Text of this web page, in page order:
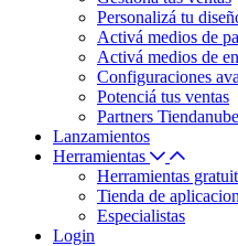
Personalizá tu
Activá medios de
Activá medios de
Configuraciones
Potenciá tus ventas
Partners Tiendanube
Lanzamientos
Herramientas
Herramientas
Tienda de
Especialistas
Login